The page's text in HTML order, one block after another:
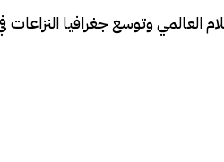
وتوسع جغرافيا النزاعات